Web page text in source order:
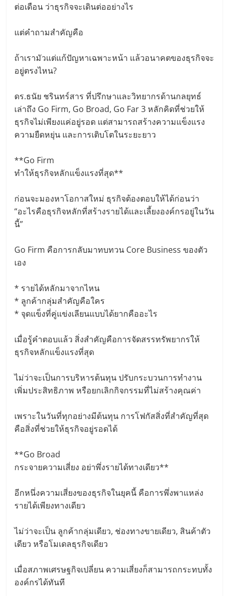
ต่อเดือน ว่าธุรกิจจะเดินต่ออย่างไร
แต่คำถามสำคัญคือ
ถ้าเรามัวแต่แก้ปัญหาเฉพาะหน้า แล้วอนาคตของธุรกิจจะ
อยู่ตรงไหน?
ดร.ธนัย ชรินทร์สาร ที่ปรึกษาและวิทยากรด้านกลยุทธ์
เล่าถึง Go Firm, Go Broad, Go Far 3 หลักคิดที่ช่วยให้
ธุรกิจไม่เพียงแค่อยู่รอด แต่สามารถสร้างความแข็งแรง
ความยืดหยุ่น และการเติบโตในระยะยาว
**Go Firm
ทำให้ธุรกิจหลักแข็งแรงที่สุด**
ก่อนจะมองหาโอกาสใหม่ ธุรกิจต้องตอบให้ได้ก่อนว่า
“อะไรคือธุรกิจหลักที่สร้างรายได้และเลี้ยงองค์กรอยู่ในวัน
นี้”
Go Firm คือการกลับมาทบทวน Core Business ของตัว
เอง
* รายได้หลักมาจากไหน
* ลูกค้ากลุ่มสำคัญคือใคร
* จุดแข็งที่คู่แข่งเลียนแบบได้ยากคืออะไร
เมื่อรู้คำตอบแล้ว สิ่งสำคัญคือการจัดสรรทรัพยากรให้
ธุรกิจหลักแข็งแรงที่สุด
ไม่ว่าจะเป็นการบริหารต้นทุน ปรับกระบวนการทำงาน
เพิ่มประสิทธิภาพ หรือยกเลิกกิจกรรมที่ไม่สร้างคุณค่า
เพราะในวันที่ทุกอย่างมีต้นทุน การโฟกัสสิ่งที่สำคัญที่สุด
คือสิ่งที่ช่วยให้ธุรกิจอยู่รอดได้
**Go Broad
กระจายความเสี่ยง อย่าพึ่งรายได้ทางเดียว**
อีกหนึ่งความเสี่ยงของธุรกิจในยุคนี้ คือการพึ่งพาแหล่ง
รายได้เพียงทางเดียว
ไม่ว่าจะเป็น ลูกค้ากลุ่มเดียว, ช่องทางขายเดียว, สินค้าตัว
เดียว หรือโมเดลธุรกิจเดียว
เมื่อสภาพเศรษฐกิจเปลี่ยน ความเสี่ยงก็สามารถกระทบทั้ง
องค์กรได้ทันที